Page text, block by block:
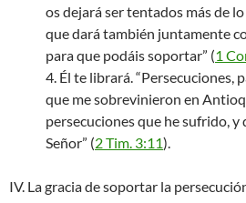
os dejará ser tentados más de
que dará también juntamente
para que podáis soportar” (1
4. Él te librará. “Persecuciones,
que me sobrevinieron en
persecuciones que he sufrido, y
Señor” (2 Tim. 3:11).
IV. La gracia de soportar la